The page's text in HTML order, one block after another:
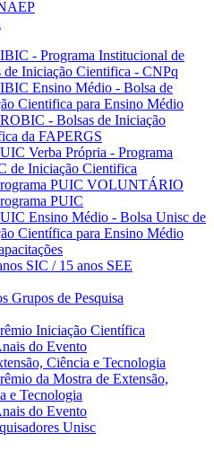
- Programa Institucional de
de Iniciação Cientifica - CNPq
Ensino Médio - Bolsa de
Cientifica para Ensino Médio
- Bolsas de Iniciação
da FAPERGS
Verba Própria - Programa
de Iniciação Cientifica
PUIC VOLUNTÁRIO
PUIC
Ensino Médio - Bolsa Unisc de
Científica para Ensino Médio
SIC / 15 anos SEE
Grupos de Pesquisa
Iniciação Científica
do Evento
Ciência e Tecnologia
da Mostra de Extensão,
e Tecnologia
do Evento
Unisc